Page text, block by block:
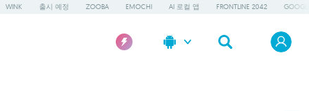
WINK 출시 예정 ZOOBA EMOCHI AI 로컬 앱 FRONTLINE 2042